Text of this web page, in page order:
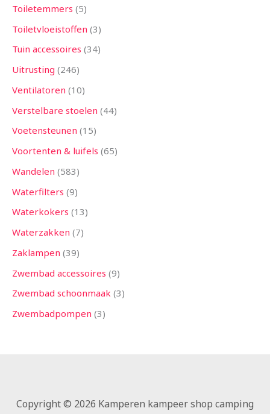
Toiletemmers 5
Toiletvloeistoffen 3
Tuin accessoires 34
Uitrusting 246
Ventilatoren 10
Verstelbare stoelen 44
Voetensteunen 15
Voortenten & luifels 65
Wandelen 583
Waterfilters 9
Waterkokers 13
Waterzakken 7
Zaklampen 39
Zwembad accessoires 9
Zwembad schoonmaak 3
Zwembadpompen 3
Copyright © 2026 Kamperen kampeer shop camping